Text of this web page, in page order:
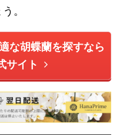
。
な胡蝶蘭を探すなら
サイト